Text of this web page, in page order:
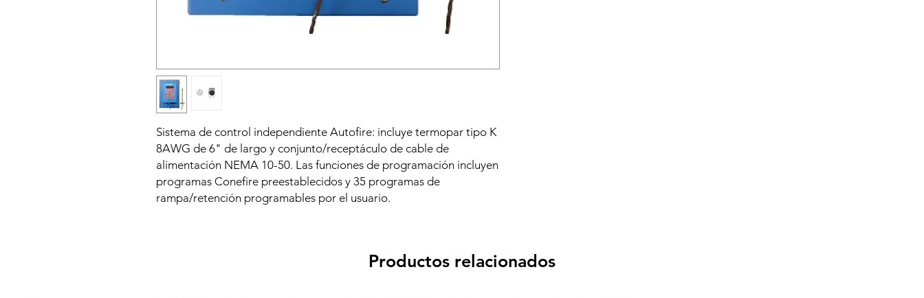
Sistema de control independiente Autofire: incluye termopar tipo K
8AWG de 6" de largo y conjunto/receptáculo de cable de
alimentación NEMA 10-50. Las funciones de programación incluyen
programas Conefire preestablecidos y 35 programas de
rampa/retención programables por el usuario.
Productos relacionados